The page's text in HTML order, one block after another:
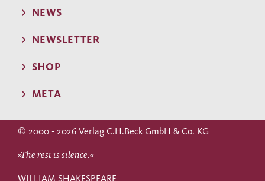
NEWS
NEWSLETTER
SHOP
META
© 2000 - 2026 Verlag C.H.Beck GmbH & Co. KG
»The rest is silence.«
WILLIAM SHAKESPEARE